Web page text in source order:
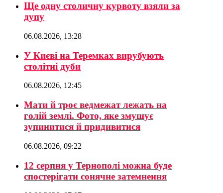
Ще одну столичну курвоту взяли за
дупу
06.08.2026, 13:28
У Києві на Теремках вирубують
столітні дуби
06.08.2026, 12:45
Мати й троє ведмежат лежать на
голій землі. Фото, яке змушує
зупинитися й придивитися
06.08.2026, 09:22
12 серпня у Тернополі можна буде
спостерігати сонячне затемнення